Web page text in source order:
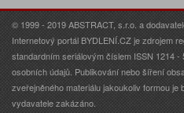
© 1999 - 2019 ABSTRACT, s.r.o. a
Internetový portál BYDLENÍ.CZ je zdrojem
standardním seriálovým číslem ISSN 1214
osobních údajů. Publikování nebo šíření
zveřejněného materiálu jakoukoliv formou
vydavatele zakázáno.